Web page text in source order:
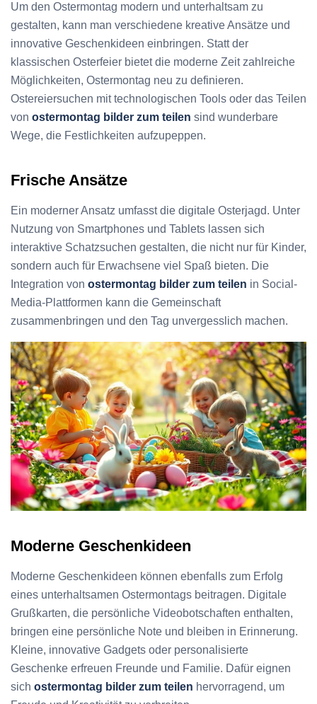
Um den Ostermontag modern und unterhaltsam zu
gestalten, kann man verschiedene kreative Ansätze und
innovative Geschenkideen einbringen. Statt der
klassischen Osterfeier bietet die moderne Zeit zahlreiche
Möglichkeiten, Ostermontag neu zu definieren.
Ostereiersuchen mit technologischen Tools oder das Teilen
von ostermontag bilder zum teilen sind wunderbare
Wege, die Festlichkeiten aufzupeppen.
Frische Ansätze
Ein moderner Ansatz umfasst die digitale Osterjagd. Unter
Nutzung von Smartphones und Tablets lassen sich
interaktive Schatzsuchen gestalten, die nicht nur für Kinder,
sondern auch für Erwachsene viel Spaß bieten. Die
Integration von ostermontag bilder zum teilen in Social-
Media-Plattformen kann die Gemeinschaft
zusammenbringen und den Tag unvergesslich machen.
Moderne Geschenkideen
Moderne Geschenkideen können ebenfalls zum Erfolg
eines unterhaltsamen Ostermontags beitragen. Digitale
Grußkarten, die persönliche Videobotschaften enthalten,
bringen eine persönliche Note und bleiben in Erinnerung.
Kleine, innovative Gadgets oder personalisierte
Geschenke erfreuen Freunde und Familie. Dafür eignen
sich ostermontag bilder zum teilen hervorragend, um